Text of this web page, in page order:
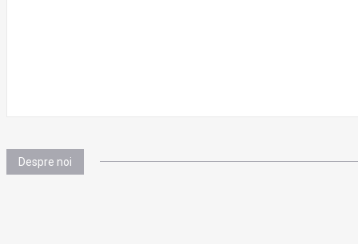
Despre noi